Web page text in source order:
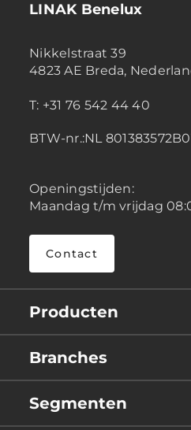
LINAK Benelux
Nikkelstraat 39
4823 AE Breda,
T: +31 76 542 44 40
BTW-nr.:NL
Openingstijden:
Maandag t/m vrijdag
Contact
Producten
Branches
Segmenten